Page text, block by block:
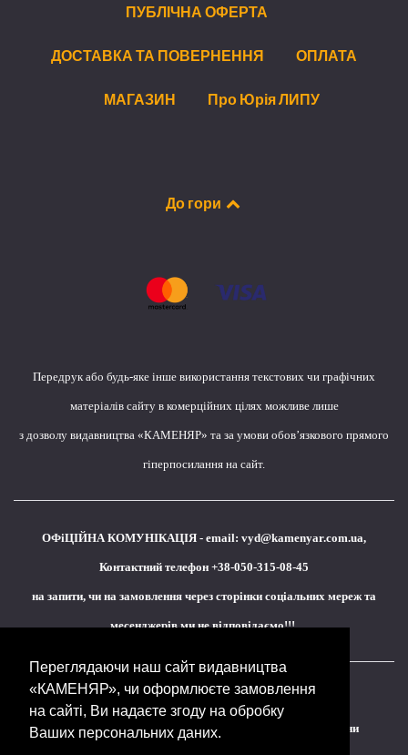
Переглядаючи наш сайт видавництва
«КАМЕНЯР», чи оформлюєте замовлення
на сайті, Ви надаєте згоду на обробку
Ваших персональних даних.
ПУБЛІЧНА ОФЕРТА
ДОСТАВКА ТА ПОВЕРНЕННЯ ОПЛАТА
МАГАЗИН Про Юрія ЛИПУ
До гори
Передрук або будь-яке інше використання текстових чи графічних
матеріалів сайту в комерційних цілях можливе лише
з дозволу видавництва «КАМЕНЯР» та за умови обов’язкового прямого
гіперпосилання на сайт.
ОФіЦІЙНА КОМУНІКАЦІЯ - email: vyd@kamenyar.com.ua,
Контактний телефон +38-050-315-08-45
на запити, чи на замовлення через сторінки соціальних мереж та
месенджерів ми не відповідаємо!!!
Кожне наше видання - це внесок у спротив,
у збереження ідентичності та неминучу перемогу України